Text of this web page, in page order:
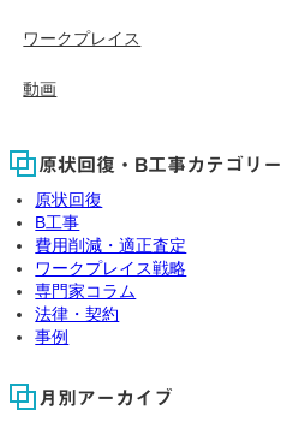
ワークプレイス
動画
原状回復・B工事カテゴリー
原状回復
B工事
費用削減・適正査定
ワークプレイス戦略
専門家コラム
法律・契約
事例
月別アーカイブ